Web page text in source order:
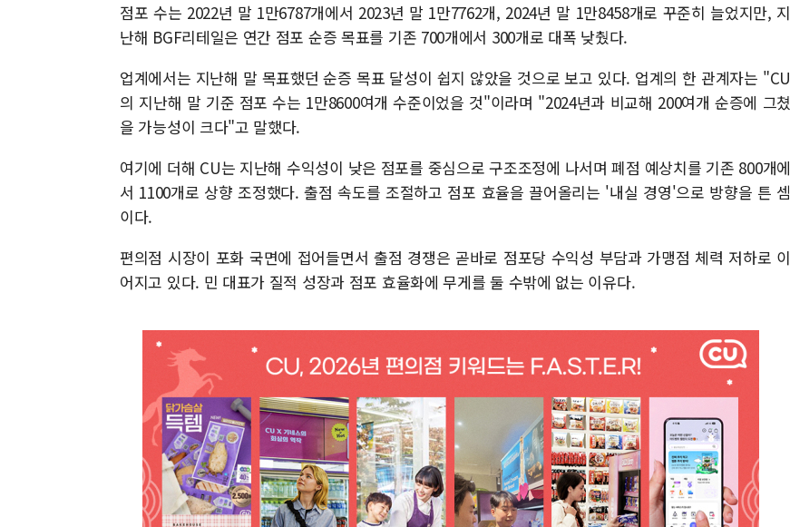
점포 수는 2022년 말 1만6787개에서 2023년 말 1만7762개, 2024년 말 1만8458개로 꾸준히 늘었지만, 지
난해 BGF리테일은 연간 점포 순증 목표를 기존 700개에서 300개로 대폭 낮췄다.
업계에서는 지난해 말 목표했던 순증 목표 달성이 쉽지 않았을 것으로 보고 있다. 업계의 한 관계자는 "CU
의 지난해 말 기준 점포 수는 1만8600여개 수준이었을 것"이라며 "2024년과 비교해 200여개 순증에 그쳤
을 가능성이 크다"고 말했다.
여기에 더해 CU는 지난해 수익성이 낮은 점포를 중심으로 구조조정에 나서며 폐점 예상치를 기존 800개에
서 1100개로 상향 조정했다. 출점 속도를 조절하고 점포 효율을 끌어올리는 '내실 경영'으로 방향을 튼 셈
이다.
편의점 시장이 포화 국면에 접어들면서 출점 경쟁은 곧바로 점포당 수익성 부담과 가맹점 체력 저하로 이
어지고 있다. 민 대표가 질적 성장과 점포 효율화에 무게를 둘 수밖에 없는 이유다.